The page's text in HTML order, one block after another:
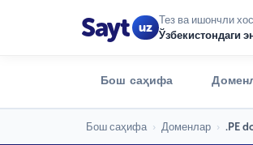
Sayt uz
Тез ва ишончли
Ўзбекистондаги
Бош саҳифа
Бош саҳифа › Доменлар › .PE